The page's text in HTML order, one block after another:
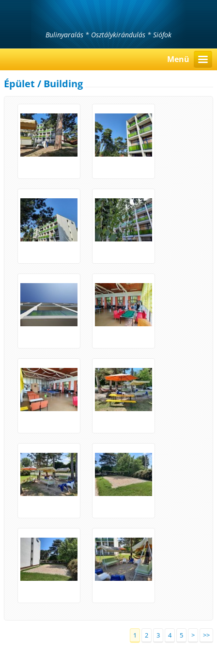
Bulinyaralás * Osztálykirándulás * Siófok
Menü
Épület / Building
1 2 3 4 5 > >>